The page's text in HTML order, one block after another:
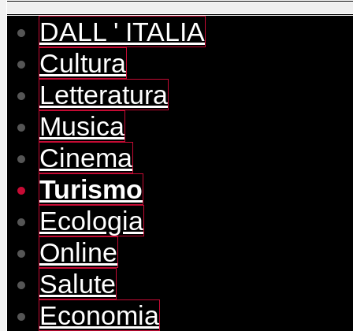
DALL ' ITALIA
Cultura
Letteratura
Musica
Cinema
Turismo
Ecologia
Online
Salute
Economia